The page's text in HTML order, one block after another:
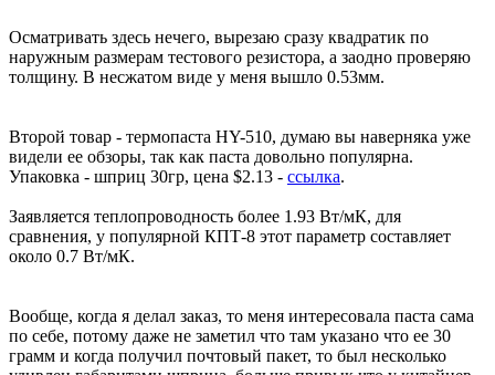
Осматривать здесь нечего, вырезаю сразу квадратик по
наружным размерам тестового резистора, а заодно проверяю
толщину. В несжатом виде у меня вышло 0.53мм.
Второй товар - термопаста HY-510, думаю вы наверняка уже
видели ее обзоры, так как паста довольно популярна.
Упаковка - шприц 30гр, цена $2.13 - ссылка.
Заявляется теплопроводность более 1.93 Вт/мК, для
сравнения, у популярной КПТ-8 этот параметр составляет
около 0.7 Вт/мК.
Вообще, когда я делал заказ, то меня интересовала паста сама
по себе, потому даже не заметил что там указано что ее 30
грамм и когда получил почтовый пакет, то был несколько